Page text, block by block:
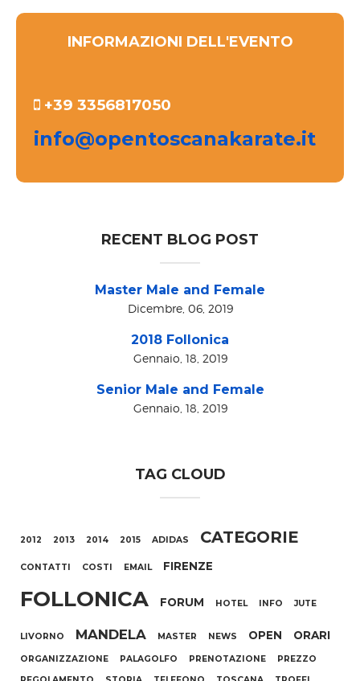
INFORMAZIONI DELL'EVENTO
+39 3356817050
info@opentoscanakarate.it
RECENT BLOG POST
Master Male and Female
Dicembre, 06, 2019
2018 Follonica
Gennaio, 18, 2019
Senior Male and Female
Gennaio, 18, 2019
TAG CLOUD
2012 2013 2014 2015 ADIDAS CATEGORIE
CONTATTI COSTI EMAIL FIRENZE
FOLLONICA FORUM HOTEL INFO JUTE
LIVORNO MANDELA MASTER NEWS OPEN ORARI
ORGANIZZAZIONE PALAGOLFO PRENOTAZIONE
PREZZO